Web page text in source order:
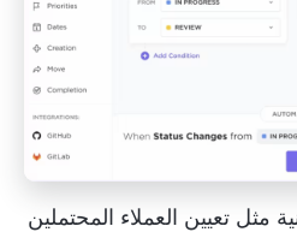
مثل تعيين العملاء المحتملين